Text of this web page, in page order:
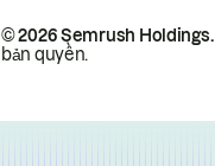
© 2026 Semrush Holdings.
bản quyền.